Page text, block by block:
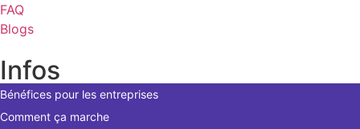
FAQ
Blogs
Infos
Bénéfices pour les entreprises
Comment ça marche